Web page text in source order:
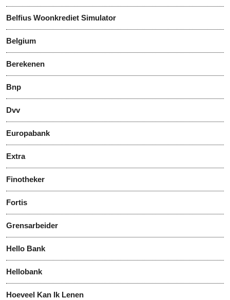
Belfius Woonkrediet Simulator
Belgium
Berekenen
Bnp
Dvv
Europabank
Extra
Finotheker
Fortis
Grensarbeider
Hello Bank
Hellobank
Hoeveel Kan Ik Lenen